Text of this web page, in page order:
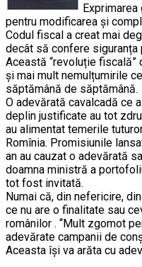
pentru modificarea și
Codul fiscal a creat mai
decât să confere siguranța
Această “revoluție fiscală”
și mai mult nemulțumirile
săptămână de săptămână.
O adevărată cavalcadă ce
deplin justificate au tot
au alimentat temerile
Romînia. Promisiunile
an au cauzat o adevărată
doamna ministră a
tot fost invitată.
Numai că, din nefericire,
ce nu are o finalitate sau
românilor . ‘‘Mult zgomot
adevărate campanii de
Aceasta își va arăta cu